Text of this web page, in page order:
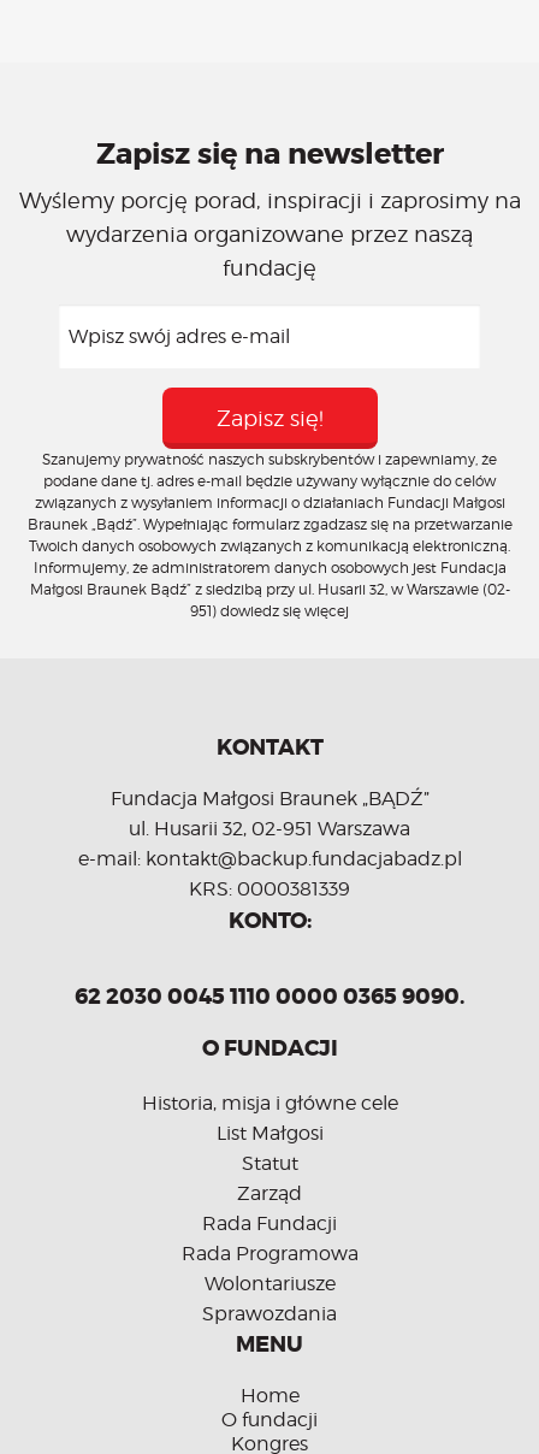
Zapisz się na newsletter
Wyślemy porcję porad, inspiracji i zaprosimy na
wydarzenia organizowane przez naszą
fundację
Szanujemy prywatność naszych subskrybentów i zapewniamy, że
podane dane tj. adres e-mail będzie używany wyłącznie do celów
związanych z wysyłaniem informacji o działaniach Fundacji Małgosi
Braunek „Bądź”. Wypełniając formularz zgadzasz się na przetwarzanie
Twoich danych osobowych związanych z komunikacją elektroniczną.
Informujemy, że administratorem danych osobowych jest Fundacja
Małgosi Braunek Bądź” z siedzibą przy ul. Husarii 32, w Warszawie (02-
951) dowiedz się więcej
KONTAKT
Fundacja Małgosi Braunek „BĄDŹ”
ul. Husarii 32, 02-951 Warszawa
e-mail: kontakt@backup.fundacjabadz.pl
KRS: 0000381339
KONTO:
62 2030 0045 1110 0000 0365 9090.
O FUNDACJI
Historia, misja i główne cele
List Małgosi
Statut
Zarząd
Rada Fundacji
Rada Programowa
Wolontariusze
Sprawozdania
MENU
Home
O fundacji
Kongres